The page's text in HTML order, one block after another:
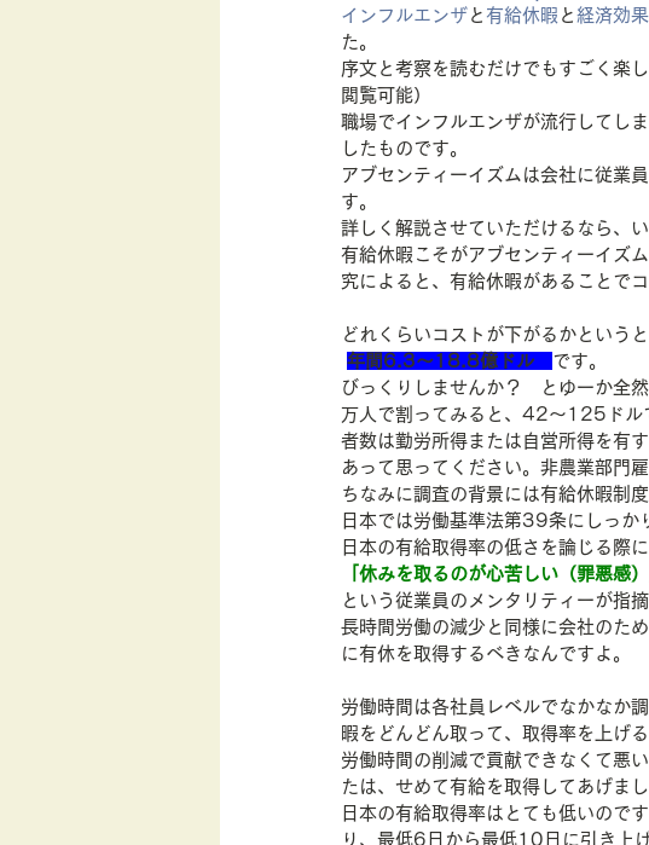
インフルエンザ と 有給休暇 と 経済効果
た。
序文と考察を読むだけでもすごく楽
閲覧可能）
職場でインフルエンザが流行してし
したものです。
アブセンティーイズムは会社に従業
す。
詳しく解説させていただけるなら、
有給休暇こそがアブセンティーイズ
究によると、有給休暇があることで
どれくらいコストが下がるかという
年間6.3～18.8億ドル です。
びっくりしませんか？　とゆーか
万人で割ってみると、42～125ド
者数は勤労所得または自営所得を有
あって思ってください。非農業部門
ちなみに調査の背景には有給休暇制
日本では労働基準法第39条にしっか
日本の有給取得率の低さを論じる際
「休みを取るのが心苦しい（罪悪感）
という従業員のメンタリティーが指
長時間労働の減少と同様に会社のた
に有休を取得するべきなんですよ。
労働時間は各社員レベルでなかなか
暇をどんどん取って、取得率を上げ
労働時間の削減で貢献できなくて悪
たは、せめて有給を取得してあげまし
日本の有給取得率はとても低いので
り、最低6日から最低10日に引き上